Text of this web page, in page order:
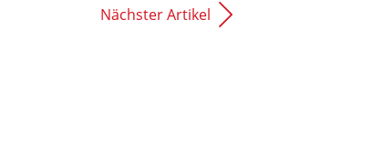
Nächster Artikel